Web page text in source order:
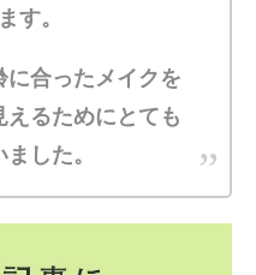
す。
に合ったメイクを
るためにとても
した。